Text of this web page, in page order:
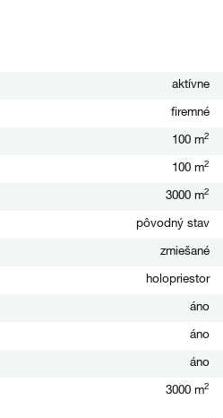
aktívne
firemné
100 m2
100 m2
3000 m2
pôvodný stav
zmiešané
holopriestor
áno
áno
áno
3000 m2